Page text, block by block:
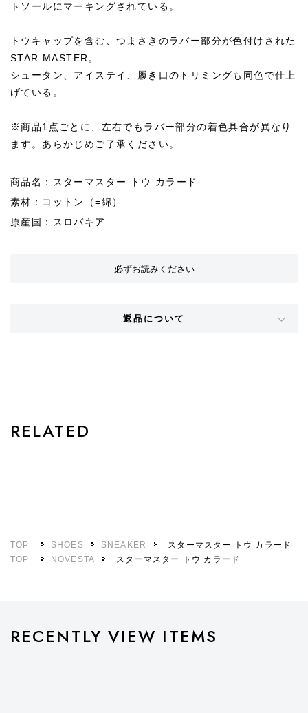
トソールにマーキングされている。
トウキャップを含む、つまさきのラバー部分が色付けされた
STAR MASTER。
シュータン、アイステイ、履き口のトリミングも同色で仕上
げている。
※商品1点ごとに、左右でもラバー部分の着色具合が異なり
ます。あらかじめご了承ください。
商品名：スターマスター トウ カラード
素材：コットン（=綿）
原産国：スロバキア
必ずお読みください
返品について
RELATED
TOP SHOES SNEAKER
スターマスター トウ カラード
TOP
NOVESTA スターマスター トウ カラード
RECENTLY VIEW ITEMS